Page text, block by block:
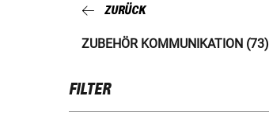
ZURÜCK
ZUBEHÖR KOMMUNIKATION (73)
FILTER